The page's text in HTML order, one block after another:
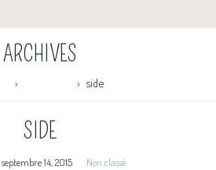
ARCHIVES
side
SIDE
septembre 14, 2015 Non classé